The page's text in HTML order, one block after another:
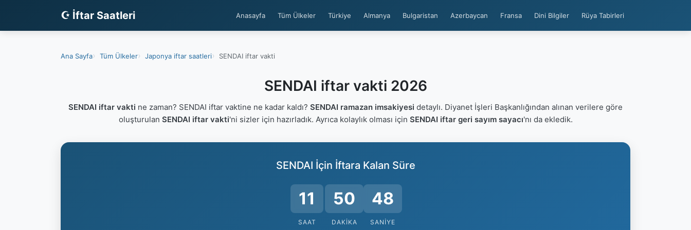
☪ İftar Saatleri Anasayfa Tüm Ülkeler Türkiye Almanya Bulgaristan Azerbaycan Fransa Dini Bilgiler Rüya Tabirleri
Ana Sayfa Tüm Ülkeler Japonya iftar saatleri SENDAI iftar vakti
SENDAI iftar vakti 2026
SENDAI iftar vakti ne zaman? SENDAI iftar vaktine ne kadar kaldı? SENDAI ramazan imsakiyesi detaylı. Diyanet İşleri Başkanlığından alınan verilere göre
oluşturulan SENDAI iftar vakti'ni sizler için hazırladık. Ayrıca kolaylık olması için SENDAI iftar geri sayım sayacı'nı da ekledik.
SENDAI İçin İftara Kalan Süre
11
SAAT
50
DAKIKA
48
SANIYE